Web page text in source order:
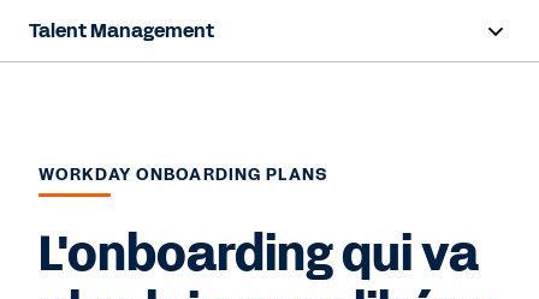
Talent Management
Ressources
Nous contacter
WORKDAY ONBOARDING PLANS
L'onboarding qui va